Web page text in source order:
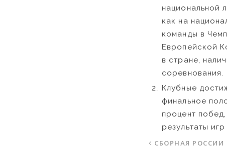
национальной
как на
команды в
Европейской
в стране,
соревнования.
Клубные
финальное
процент
результаты
СБОРНАЯ